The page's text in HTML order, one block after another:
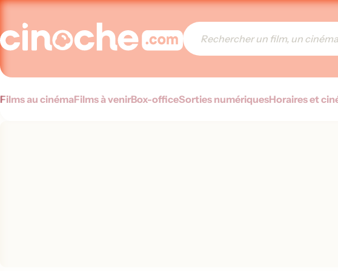
Films au cinémaFilms à venirBox-officeSorties numériquesHoraires et